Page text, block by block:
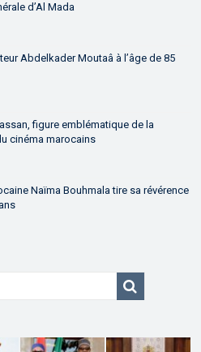
d’Al Mada
Abdelkader Moutaâ à l’âge de 85
figure emblématique de la
cinéma marocains
Naïma Bouhmala tire sa révérence